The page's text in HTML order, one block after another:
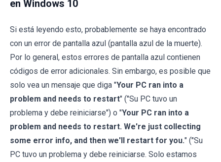
en Windows 10
Si está leyendo esto, probablemente se haya encontrado
con un error de pantalla azul (pantalla azul de la muerte).
Por lo general, estos errores de pantalla azul contienen
códigos de error adicionales. Sin embargo, es posible que
solo vea un mensaje que diga "Your PC ran into a
problem and needs to restart" ("Su PC tuvo un
problema y debe reiniciarse") o "Your PC ran into a
problem and needs to restart. We're just collecting
some error info, and then we'll restart for you." ("Su
PC tuvo un problema y debe reiniciarse. Solo estamos